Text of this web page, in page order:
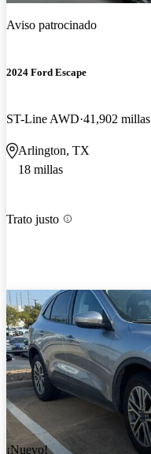
Aviso patrocinado
2024 Ford Escape
ST-Line AWD 41,902 millas
Arlington, TX
18 millas
Trato justo
¡Nuevo!